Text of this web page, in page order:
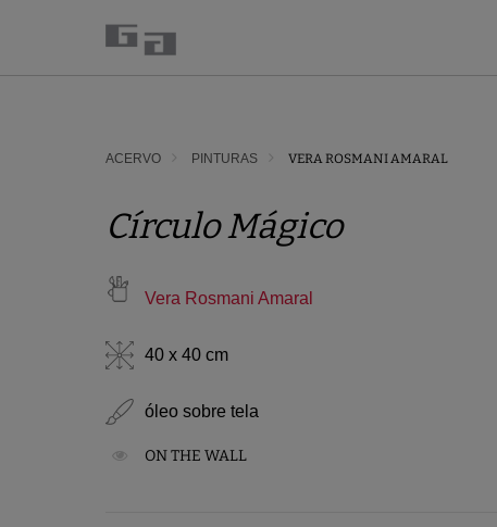
ACERVO PINTURAS VERA ROSMANI AMARAL
Círculo Mágico
Vera Rosmani Amaral
40 x 40 cm
óleo sobre tela
ON THE WALL